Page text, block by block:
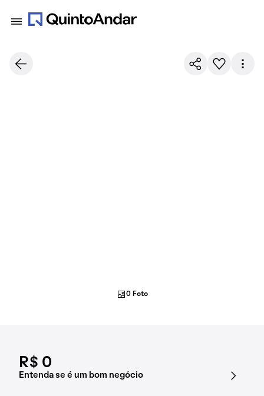
R$ 0
Entenda se é um bom negócio
0 Foto